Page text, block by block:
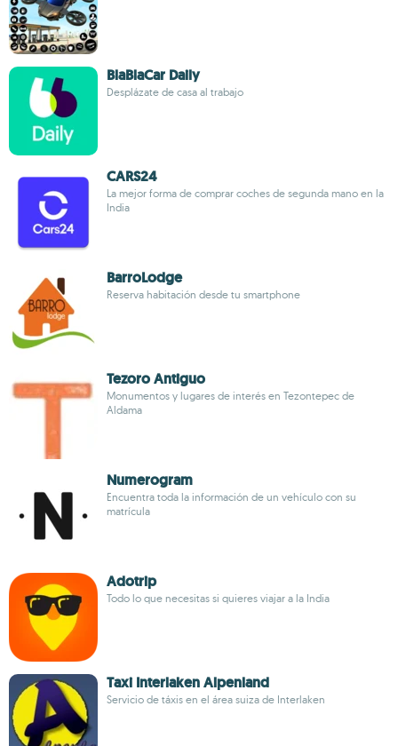
BlaBlaCar Daily
Desplázate de casa al trabajo
CARS24
La mejor forma de comprar coches de segunda mano en la
India
BarroLodge
Reserva habitación desde tu smartphone
Tezoro Antiguo
Monumentos y lugares de interés en Tezontepec de
Aldama
Numerogram
Encuentra toda la información de un vehículo con su
matrícula
Adotrip
Todo lo que necesitas si quieres viajar a la India
Taxi Interlaken Alpenland
Servicio de táxis en el área suiza de Interlaken